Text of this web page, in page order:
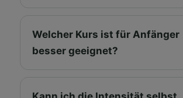
Welcher Kurs ist für Anfänger
besser geeignet?